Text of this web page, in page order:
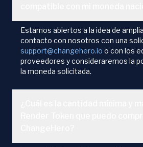
Estamos abiertos a la idea de
contacto con nosotros con una
support@changehero.io o con los
proveedores y consideraremos la
la moneda solicitada.